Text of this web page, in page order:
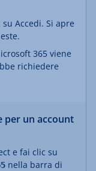
Accedi. Si apre
365 viene
richiedere
per un account
e fai clic su
nella barra di